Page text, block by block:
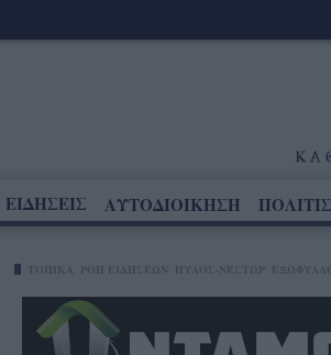
ΕΙΔΗΣΕΙΣ ΑΥΤΟΔΙΟΙΚΗΣΗ